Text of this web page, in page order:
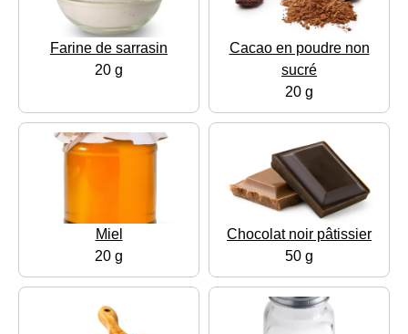
Farine de sarrasin
20 g
Cacao en poudre non
sucré
20 g
Miel
20 g
Chocolat noir pâtissier
50 g